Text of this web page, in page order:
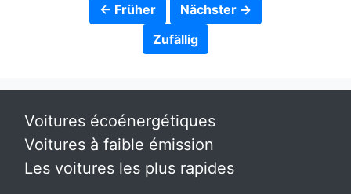
← Früher
Nächster →
Zufällig
Voitures écoénergétiques
Voitures à faible émission
Les voitures les plus rapides